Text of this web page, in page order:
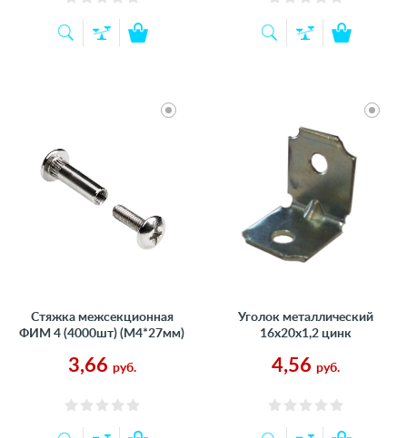
Стяжка межсекционная
ФИМ 4 (4000шт) (М4*27мм)
3,66 руб.
Уголок металлический
16х20х1,2 цинк
4,56 руб.